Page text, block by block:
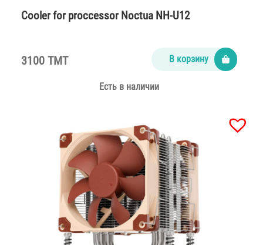
Cooler for proccessor Noctua NH-U12
3100 TMT В корзину
Есть в наличии